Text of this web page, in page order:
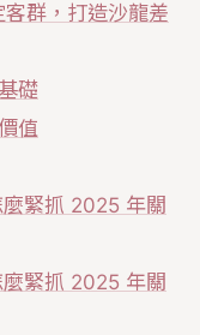
群，打造沙龍差
礎
值
緊抓 2025 年關
緊抓 2025 年關